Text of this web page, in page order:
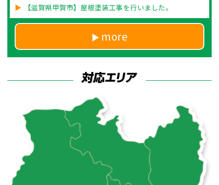
【滋賀県甲賀市】屋根塗装工事を行いました。
more